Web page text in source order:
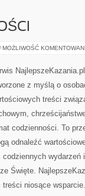
MOŻLIWOŚĆ
z myślą o
treści
codzienności. To
odnaleźć
wydarzeń
Święte.
treści niosące